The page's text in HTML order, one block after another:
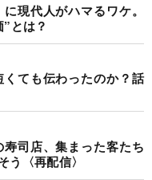
現代人がハマるワケ。
とは？
ても伝わったのか？話
寿司店、集まった客たち
〈再配信〉